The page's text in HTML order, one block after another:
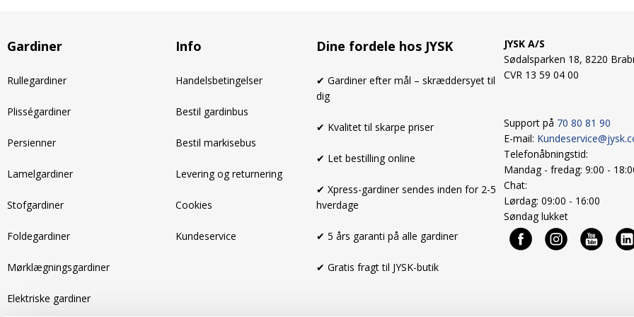
Gardiner
Rullegardiner
Plisségardiner
Persienner
Lamelgardiner
Stofgardiner
Foldegardiner
Mørklægningsgardiner
Elektriske gardiner
Info
Handelsbetingelser
Bestil gardinbus
Bestil markisebus
Levering og returnering
Cookies
Kundeservice
Dine fordele hos JYSK
✔ Gardiner efter mål – skræddersyet til
dig
✔ Kvalitet til skarpe priser
✔ Let bestilling online
✔ Xpress-gardiner sendes inden for 2-5
hverdage
✔ 5 års garanti på alle gardiner
✔ Gratis fragt til JYSK-butik
JYSK A/S
Sødalsparken 18, 8220
CVR 13 59 04 00
Support på 70 80 81 90
E-mail:
Telefonåbningstid:
Mandag - fredag: 9:00 -
Chat:
Lørdag: 09:00 - 16:00
Søndag lukket